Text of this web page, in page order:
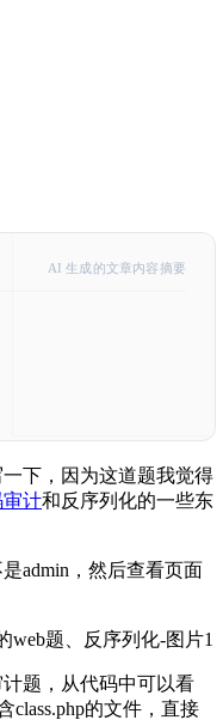
AI 生成的文章内容摘要
下，因为这道题我觉得
计和反序列化的一些东
admin，然后查看页面
题，从代码中可以看
class.php的文件，直接